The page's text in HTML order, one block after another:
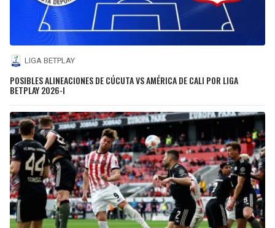
LIGA BETPLAY
POSIBLES ALINEACIONES DE CÚCUTA VS AMÉRICA DE CALI POR LIGA
BETPLAY 2026-I